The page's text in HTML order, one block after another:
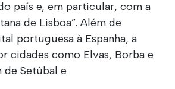
país e, em particular, com a
de Lisboa”. Além de
portuguesa à Espanha, a
cidades como Elvas, Borba e
de Setúbal e